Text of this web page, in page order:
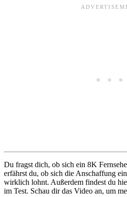
Du fragst dich, ob sich ein 8K
erfährst du, ob sich die Anschaffung
wirklich lohnt. Außerdem findest du
im Test. Schau dir das Video an, um